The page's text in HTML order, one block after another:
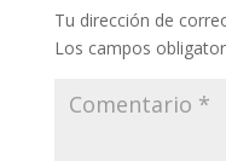
Tu dirección de
Los campos